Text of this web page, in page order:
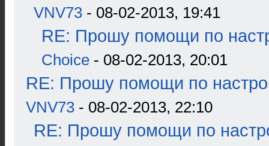
VNV73 - 08-02-2013, 19:41
RE: Прошу помощи по
Choice - 08-02-2013, 20:01
RE: Прошу помощи по
VNV73 - 08-02-2013, 22:10
RE: Прошу помощи по